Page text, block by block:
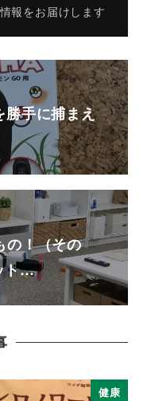
報をお届けします
手に捕まえ
の！（その
ト…
健康